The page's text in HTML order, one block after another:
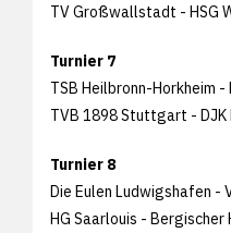
TV Großwallstadt - HSG
Turnier 7
TSB Heilbronn-Horkheim
TVB 1898 Stuttgart - DJK
Turnier 8
Die Eulen Ludwigshafen -
HG Saarlouis - Bergischer